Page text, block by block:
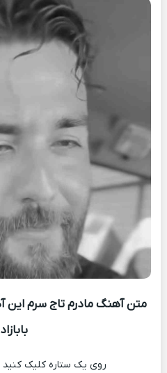
متن آهنگ مادرم تاج سرم این
روی یک ستاره کلیک کنید